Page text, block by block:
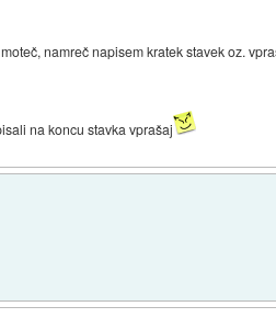
namreč napisem kratek stavek oz.
na koncu stavka vprašaj